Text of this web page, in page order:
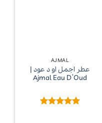
AJMAL
عطر اجمل او د عود |
Ajmal Eau D’Oud